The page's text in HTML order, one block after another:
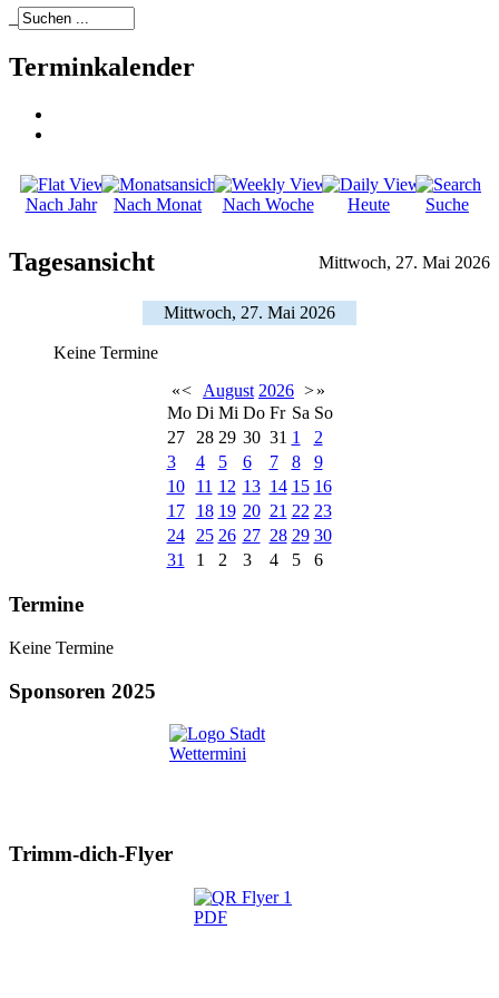
Terminkalender
Nach Jahr Nach Monat Nach Woche Heute Suche
Tagesansicht Mittwoch, 27. Mai 2026
Mittwoch, 27. Mai 2026
Keine Termine
«< August 2026 >»
Mo Di Mi Do Fr Sa So
27
28 29 30 31 1
2
3
4 5 6 7 8
9
10
11 12 13 14 15 16
17
18 19 20 21 22 23
24
25 26 27 28 29 30
31
1 2 3 4 5 6
Termine
Keine Termine
Sponsoren 2025
Trimm-dich-Flyer